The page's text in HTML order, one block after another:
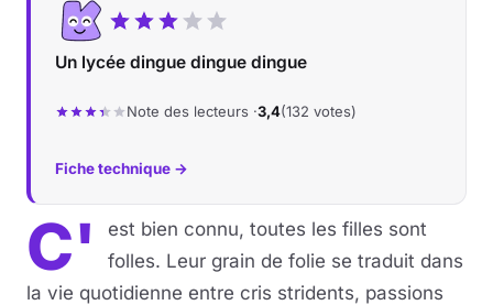
Un lycée dingue dingue dingue
Note des lecteurs ·3,4(132 votes)
Fiche technique →
C'
est bien connu, toutes les filles sont
folles. Leur grain de folie se traduit dans
la vie quotidienne entre cris stridents, passions